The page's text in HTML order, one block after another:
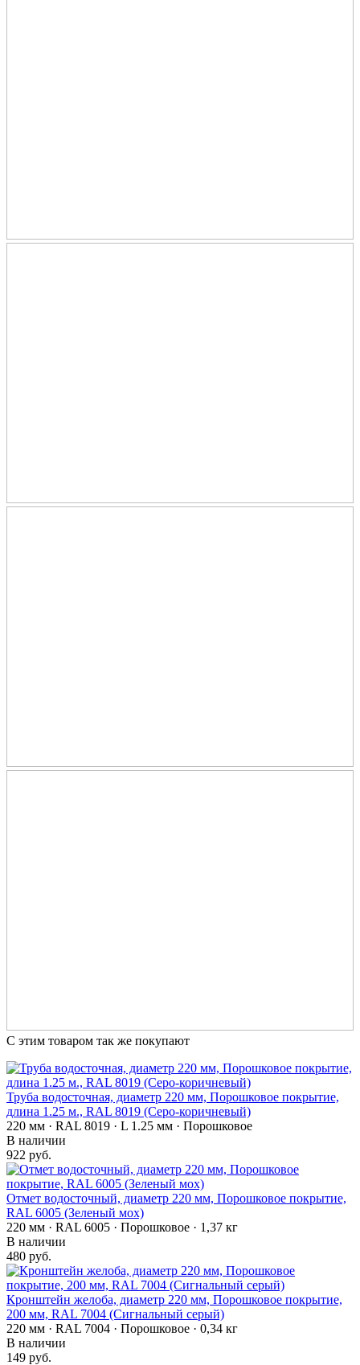
С этим товаром так же покупают
Труба водосточная, диаметр 220 мм, Порошковое покрытие,
длина 1.25 м., RAL 8019 (Серо-коричневый)
220 мм · RAL 8019 · L 1.25 мм · Порошковое
В наличии
922 руб.
Отмет водосточный, диаметр 220 мм, Порошковое покрытие,
RAL 6005 (Зеленый мох)
220 мм · RAL 6005 · Порошковое · 1,37 кг
В наличии
480 руб.
Кронштейн желоба, диаметр 220 мм, Порошковое покрытие,
200 мм, RAL 7004 (Сигнальный серый)
220 мм · RAL 7004 · Порошковое · 0,34 кг
В наличии
149 руб.